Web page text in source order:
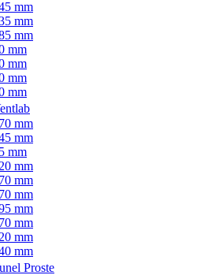
mm
mm
mm
mm
mm
mm
mm
mm
mm
mm
mm
mm
mm
mm
mm
mm
mm
Proste